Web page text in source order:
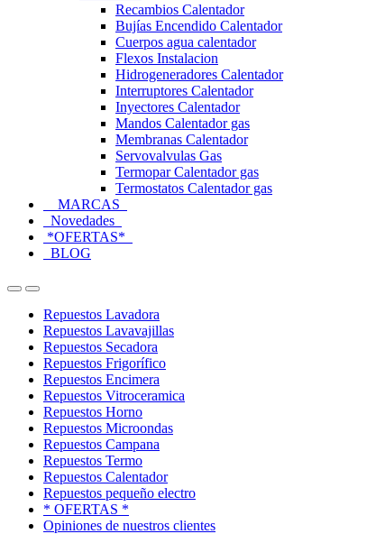
Recambios Calentador
Bujías Encendido Calentador
Cuerpos agua calentador
Flexos Instalacion
Hidrogeneradores Calentador
Interruptores Calentador
Inyectores Calentador
Mandos Calentador gas
Membranas Calentador
Servovalvulas Gas
Termopar Calentador gas
Termostatos Calentador gas
MARCAS
Novedades
*OFERTAS*
BLOG
OpenClose
Repuestos Lavadora
Repuestos Lavavajillas
Repuestos Secadora
Repuestos Frigorífico
Repuestos Encimera
Repuestos Vitroceramica
Repuestos Horno
Repuestos Microondas
Repuestos Campana
Repuestos Termo
Repuestos Calentador
Repuestos pequeño electro
* OFERTAS *
Opiniones de nuestros clientes